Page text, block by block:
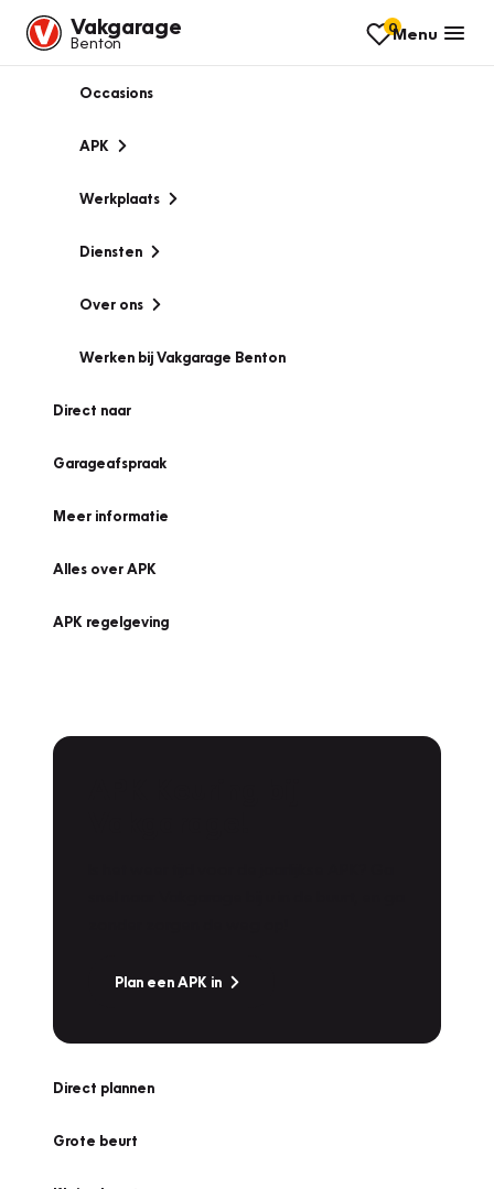
Vakgarage
Benton
0Menu
Occasions
APK
Werkplaats
Diensten
Over ons
Werken bij Vakgarage Benton
Direct naar
Garageafspraak
Meer informatie
Alles over APK
APK regelgeving
Plan een APK in
Direct plannen
Grote beurt